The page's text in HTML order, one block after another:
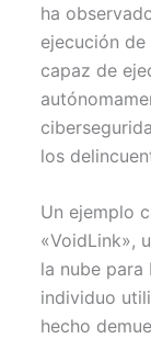
ha
ejecución
capaz de
los
Un ejemplo
«VoidLink»,
la nube para
individuo
hecho